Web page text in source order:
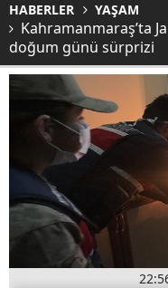
HABERLER YAŞAM
Kahramanmaraş’ta
doğum günü sürprizi